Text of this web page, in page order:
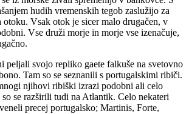
hudih vremenskih tegob zaslužijo za
Vsak otok je sicer malo drugačen, v
Vse druži morje in morje vse izenačuje,
peljali svojo repliko gaete falkuše na svetovno
Tam so se seznanili s portugalskimi ribiči.
njihovi ribiški izrazi podobni ali celo
se razširili tudi na Atlantik. Celo nekateri
precej portugalsko; Martinis, Forte,